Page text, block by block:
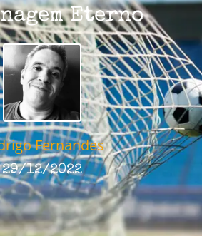
Eterno
Fernandes
29/12/2022